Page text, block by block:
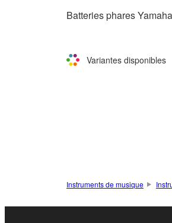
Batteries phares
Variantes disponibles
Instruments de musique